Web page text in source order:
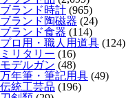
ブランド時計 (965)
ブランド陶磁器 (24)
ブランド食器 (114)
プロ用・職人用道具 (124)
ミリタリー (16)
モデルガン (48)
万年筆・筆記用具 (49)
伝統工芸品 (196)